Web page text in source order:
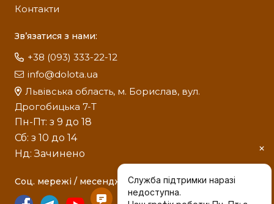
Контакти
Зв’язатися з нами:
+38 (093) 333-22-12
info@dolota.ua
Львівська область, м. Борислав, вул.
Дрогобицька 7-Т
Пн-Пт: з 9 до 18
Сб: з 10 до 14
Нд: Зачинено
Соц. мережі / месенджери: